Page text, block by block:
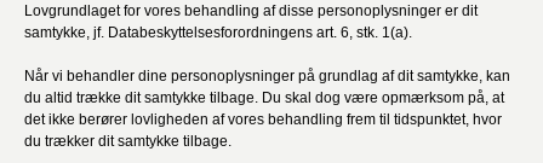
Lovgrundlaget for vores behandling af disse personoplysninger er dit
samtykke, jf. Databeskyttelsesforordningens art. 6, stk. 1(a).
Når vi behandler dine personoplysninger på grundlag af dit samtykke, kan
du altid trække dit samtykke tilbage. Du skal dog være opmærksom på, at
det ikke berører lovligheden af vores behandling frem til tidspunktet, hvor
du trækker dit samtykke tilbage.